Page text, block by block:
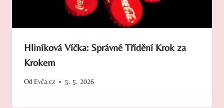
Hliníková Víčka: Správné Třídění Krok za
Krokem
Od Evča.cz 5. 5. 2026